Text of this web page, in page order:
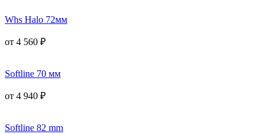
Whs Halo 72мм
от 4 560 ₽
Softline 70 мм
от 4 940 ₽
Softline 82 mm